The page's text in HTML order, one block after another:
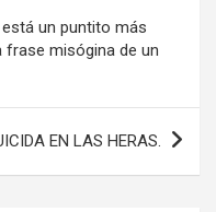
un puntito más
frase misógina de un
EN LAS HERAS.